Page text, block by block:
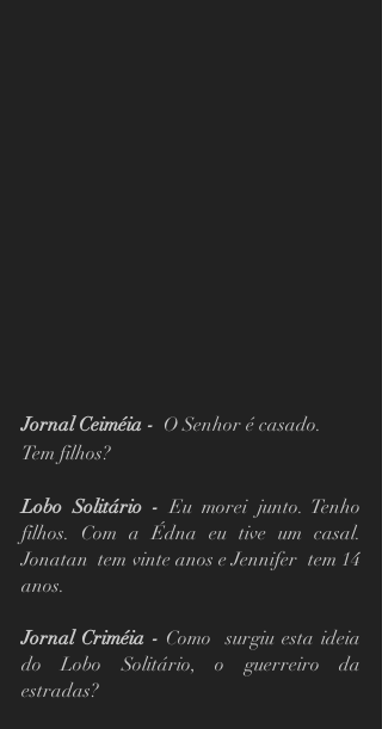
Jornal Ceiméia -
  O Senhor é casado.
Tem filhos?
Lobo Solitário - Eu morei junto. Tenho
filhos. Com a Édna eu tive um casal.
Jonatan  tem vinte anos e Jennifer  tem 14
anos.
Jornal Criméia - Como  surgiu esta ideia
do Lobo Solitário, o guerreiro da
estradas?